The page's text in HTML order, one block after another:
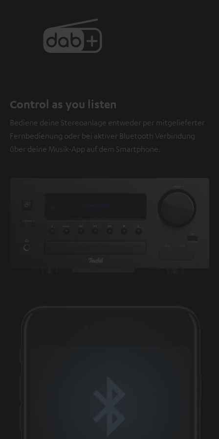
Control as you listen
Bediene deine Stereoanlage entweder per mitgelieferter
Fernbedienung oder bei aktiver Bluetooth Verbindung
über deine Musik-App auf dem Smartphone.